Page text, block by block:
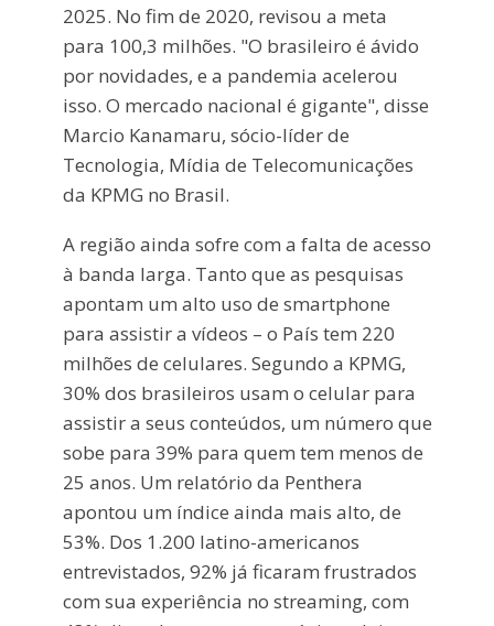
2025. No fim de 2020, revisou a meta
para 100,3 milhões. "O brasileiro é ávido
por novidades, e a pandemia acelerou
isso. O mercado nacional é gigante", disse
Marcio Kanamaru, sócio-líder de
Tecnologia, Mídia de Telecomunicações
da KPMG no Brasil.
A região ainda sofre com a falta de acesso
à banda larga. Tanto que as pesquisas
apontam um alto uso de smartphone
para assistir a vídeos – o País tem 220
milhões de celulares. Segundo a KPMG,
30% dos brasileiros usam o celular para
assistir a seus conteúdos, um número que
sobe para 39% para quem tem menos de
25 anos. Um relatório da Penthera
apontou um índice ainda mais alto, de
53%. Dos 1.200 latino-americanos
entrevistados, 92% já ficaram frustrados
com sua experiência no streaming, com